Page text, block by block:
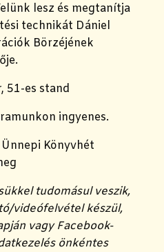
lesz és megtanítja
technikát Dániel
Börzéjének
51-es stand
ingyenes.
Ünnepi Könyvhét
tudomásul veszik,
videófelvétel készül,
vagy Facebook-
önkéntes